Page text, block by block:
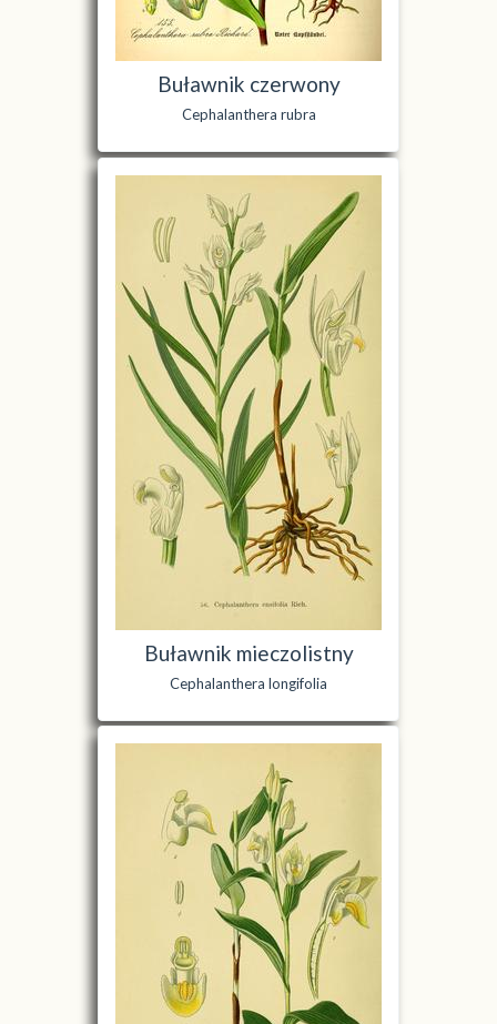
Buławnik czerwony
Cephalanthera rubra
Buławnik mieczolistny
Cephalanthera longifolia